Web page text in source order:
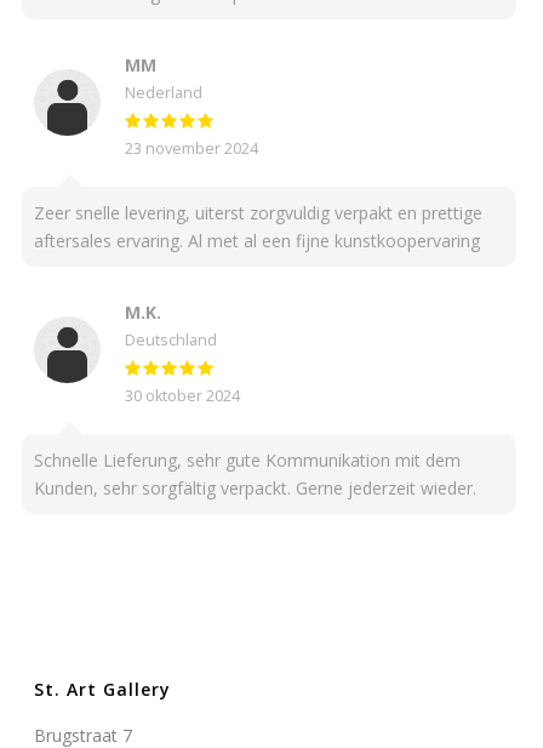
MM
Nederland
23 november 2024
Zeer snelle levering, uiterst zorgvuldig verpakt en prettige
aftersales ervaring. Al met al een fijne kunstkoopervaring
M.K.
Deutschland
30 oktober 2024
Schnelle Lieferung, sehr gute Kommunikation mit dem
Kunden, sehr sorgfältig verpackt. Gerne jederzeit wieder.
St. Art Gallery
Brugstraat 7